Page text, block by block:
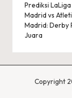
Prediksi LaLiga
Madrid vs
Madrid: Derby
Juara
Copyright